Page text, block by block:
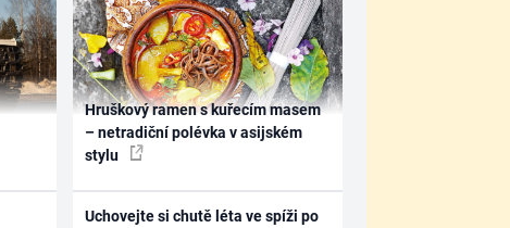
Hruškový ramen s kuřecím masem
– netradiční polévka v asijském
stylu
Uchovejte si chutě léta ve spíži po